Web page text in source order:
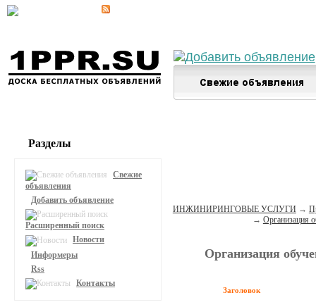
ИНЖИНИРИНГОВЫЕ УСЛУГИ →
→ Организация
Организация
Заголовок
Разделы
Свежие
объявления
Добавить объявление
Расширенный поиск
Новости
Информеры
Rss
Контакты